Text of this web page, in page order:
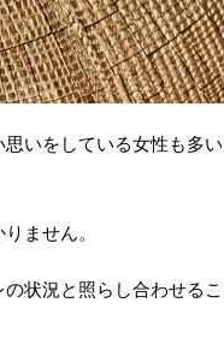
いをしている女性も多い
ません。
状況と照らし合わせるこ